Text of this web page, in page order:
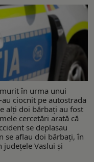
în urma unui
ciocnit pe autostrada
alți doi bărbați au fost
cercetări arată că
se deplasau
se aflau doi bărbați, în
județele Vaslui și